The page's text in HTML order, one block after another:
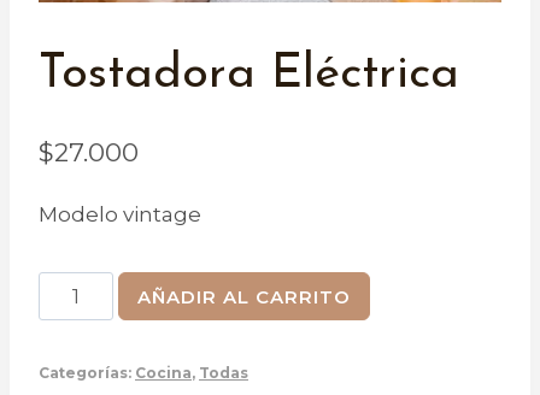
Tostadora Eléctrica
$27.000
Modelo vintage
Tostadora
eléctrica
AÑADIR AL CARRITO
Categorías: Cocina, Todas